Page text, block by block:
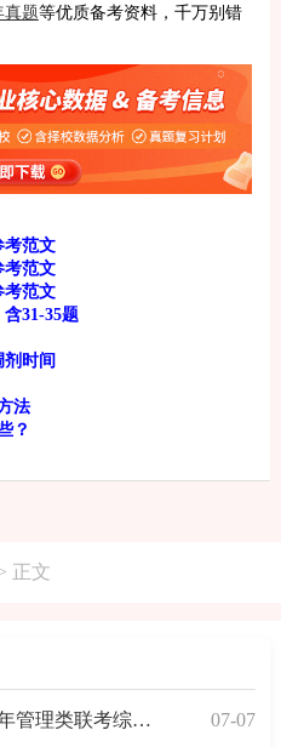
真题等优质备考资料，千万别错
考范文
考范文
考范文
31-35题
时间
法
？
正文
报考人必看，全新角度2025年管理类联考综合能力命题趋 07-07